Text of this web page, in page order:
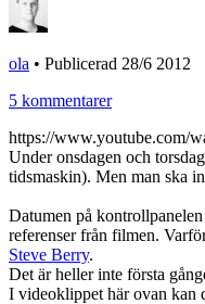
ola • Publicerad 28/6 2012
5 kommentarer
https://www.youtube.com/
Under onsdagen och
tidsmaskin). Men man ska
Datumen på
referenser från filmen.
Steve Berry.
Det är heller inte första
I videoklippet här ovan kan